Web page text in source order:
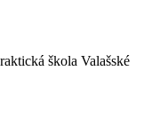
škola Valašské